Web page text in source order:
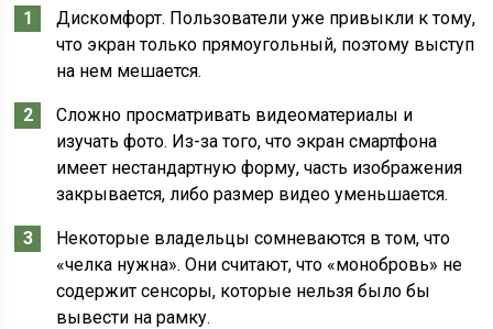
Дискомфорт. Пользователи уже привыкли к тому,
что экран только прямоугольный, поэтому выступ
на нем мешается.
Сложно просматривать видеоматериалы и
изучать фото. Из-за того, что экран смартфона
имеет нестандартную форму, часть изображения
закрывается, либо размер видео уменьшается.
Некоторые владельцы сомневаются в том, что
«челка нужна». Они считают, что «монобровь» не
содержит сенсоры, которые нельзя было бы
вывести на рамку.